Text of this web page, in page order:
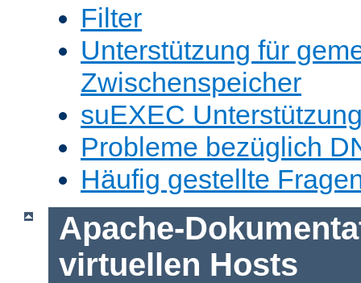
Filter
Unterstützung für
Zwischenspeicher
suEXEC
Probleme bezüglich
Häufig gestellte
Apache-
virtuellen Hosts